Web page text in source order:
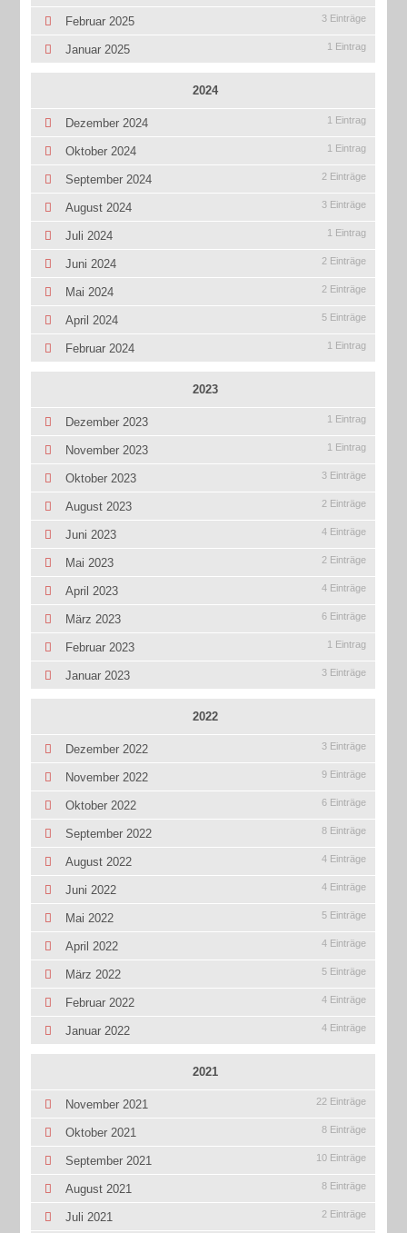
Februar 2025 3 Einträge
Januar 2025 1 Eintrag
2024
Dezember 2024 1 Eintrag
Oktober 2024 1 Eintrag
September 2024 2 Einträge
August 2024 3 Einträge
Juli 2024 1 Eintrag
Juni 2024 2 Einträge
Mai 2024 2 Einträge
April 2024 5 Einträge
Februar 2024 1 Eintrag
2023
Dezember 2023 1 Eintrag
November 2023 1 Eintrag
Oktober 2023 3 Einträge
August 2023 2 Einträge
Juni 2023 4 Einträge
Mai 2023 2 Einträge
April 2023 4 Einträge
März 2023 6 Einträge
Februar 2023 1 Eintrag
Januar 2023 3 Einträge
2022
Dezember 2022 3 Einträge
November 2022 9 Einträge
Oktober 2022 6 Einträge
September 2022 8 Einträge
August 2022 4 Einträge
Juni 2022 4 Einträge
Mai 2022 5 Einträge
April 2022 4 Einträge
März 2022 5 Einträge
Februar 2022 4 Einträge
Januar 2022 4 Einträge
2021
November 2021 22 Einträge
Oktober 2021 8 Einträge
September 2021 10 Einträge
August 2021 8 Einträge
Juli 2021 2 Einträge